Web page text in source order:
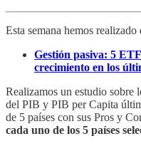
Esta semana hemos
Gestión pasiva: 5
crecimiento en los
Realizamos un estudio sobre
del PIB y PIB per Capita
de 5 países con sus Pros y
cada uno de los 5 países